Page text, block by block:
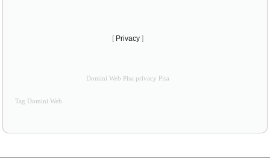
[ Privacy ]
Domini Web Pisa privacy Pisa
Tag Domini Web